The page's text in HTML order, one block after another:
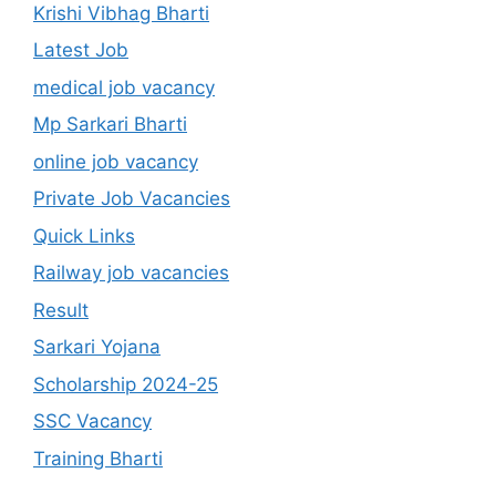
Krishi Vibhag Bharti
Latest Job
medical job vacancy
Mp Sarkari Bharti
online job vacancy
Private Job Vacancies
Quick Links
Railway job vacancies
Result
Sarkari Yojana
Scholarship 2024-25
SSC Vacancy
Training Bharti